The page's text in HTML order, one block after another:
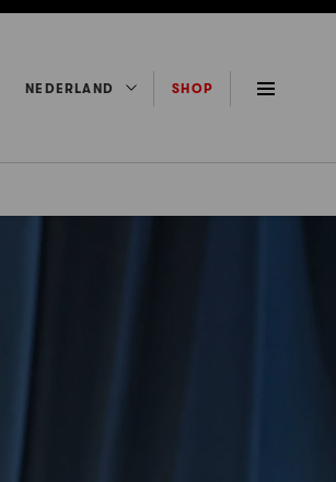
NEDERLAND SHOP